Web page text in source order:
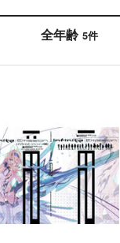
全年齢 5件